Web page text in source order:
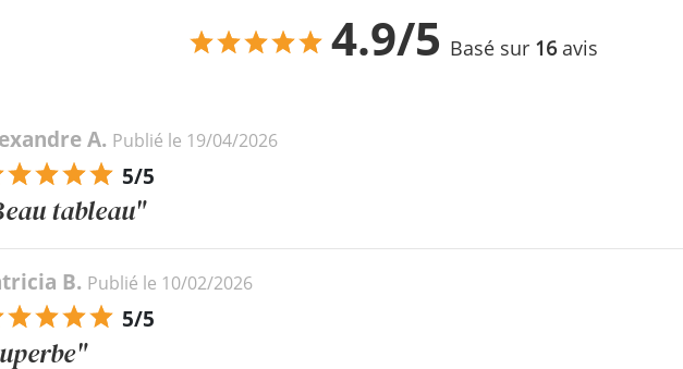
4.9/5 Basé sur 16avis
A. Publié le 19/04/2026
5/5
tableau"
B. Publié le 10/02/2026
5/5